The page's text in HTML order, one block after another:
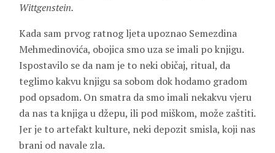
Wittgenstein.
Kada sam prvog ratnog ljeta upoznao Semezdina
Mehmedinovića, obojica smo uza se imali po knjigu.
Ispostavilo se da nam je to neki običaj, ritual, da
teglimo kakvu knjigu sa sobom dok hodamo gradom
pod opsadom. On smatra da smo imali nekakvu vjeru
da nas ta knjiga u džepu, ili pod miškom, može zaštiti.
Jer je to artefakt kulture, neki depozit smisla, koji nas
brani od navale zla.